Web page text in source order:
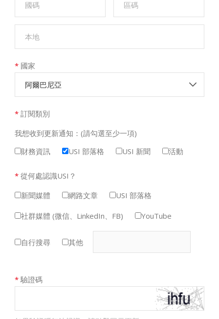
* 國家
阿爾巴尼亞
* 訂閱類別
我想收到更新通知：(請勾選至少一項)
財務資訊
USI 部落格 USI 新聞 活動
* 從何處認識USI？
新聞媒體
網路文章 USI 部落格
社群媒體 (微信、LinkedIn、FB) YouTube
自行搜尋 其他
* 驗證碼